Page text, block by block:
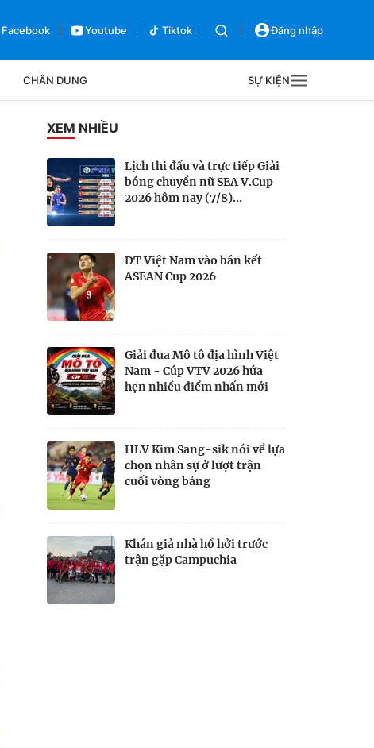
Facebook Youtube Tiktok Đăng nhập
CHÂN DUNG SỰ KIỆN
Bên lề
XEM NHIỀU
Lịch thi đấu và trực tiếp Giải
bóng chuyền nữ SEA V.Cup
2026 hôm nay (7/8)...
ĐT Việt Nam vào bán kết
ASEAN Cup 2026
Giải đua Mô tô địa hình Việt
Nam - Cúp VTV 2026 hứa
hẹn nhiều điểm nhấn mới
HLV Kim Sang-sik nói về lựa
chọn nhân sự ở lượt trận
cuối vòng bảng
Khán giả nhà hồ hởi trước
trận gặp Campuchia